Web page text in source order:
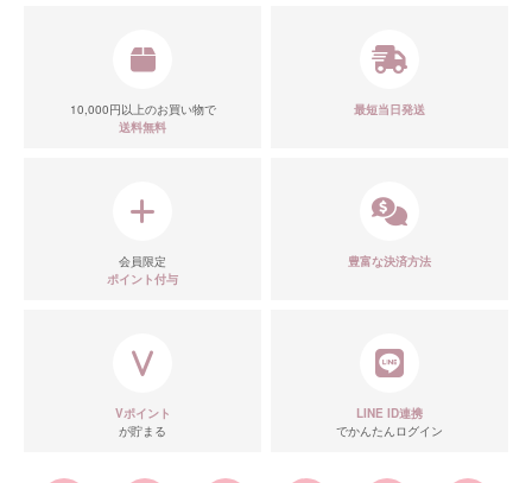
10,000円以上のお買い物で
送料無料
最短当日発送
会員限定
ポイント付与
豊富な決済方法
Vポイント
が貯まる
LINE ID連携
でかんたんログイン